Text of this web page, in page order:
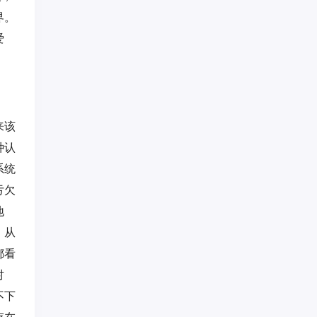
该
认
统
欠
从
看
下